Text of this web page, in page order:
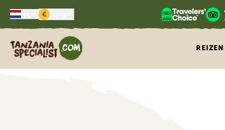
€
Tanzania Specialist
REIZEN